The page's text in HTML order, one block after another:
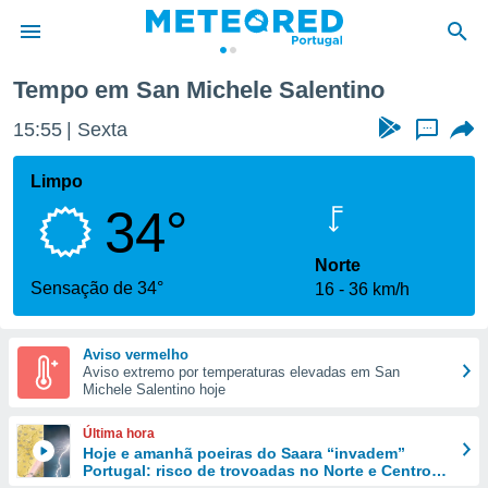
da
foi
fornecidas
a este
das
e
forma
digital
Tempo em San Michele Salentino
15:55 Sexta ...
Limpo
34°
Sensação de 34°
Norte
16
36 km/h
Aviso vermelho
Aviso extremo por temperaturas elevadas em San
Michele Salentino hoje
Última hora
Hoje e amanhã poeiras do Saara “invadem”
Portugal: risco de trovoadas no Norte e Centro